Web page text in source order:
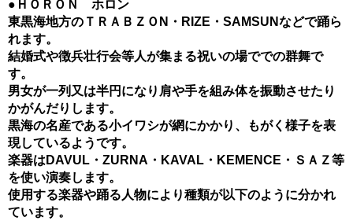
●ＨＯＲＯＮ ホロン
東黒海地方のＴＲＡＢＺＯN・RIZE・SAMSUNなどで踊ら
れます。
結婚式や徴兵壮行会等人が集まる祝いの場ででの群舞で
す。
男女が一列又は半円になり肩や手を組み体を振動させたり
かがんだりします。
黒海の名産である小イワシが網にかかり、もがく様子を表
現しているようです。
楽器はDAVUL・ZURNA・KAVAL・KEMENCE・ＳＡＺ等
を使い演奏します。
使用する楽器や踊る人物により種類が以下のように分かれ
ています。